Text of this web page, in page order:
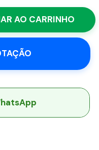
AO CARRINHO